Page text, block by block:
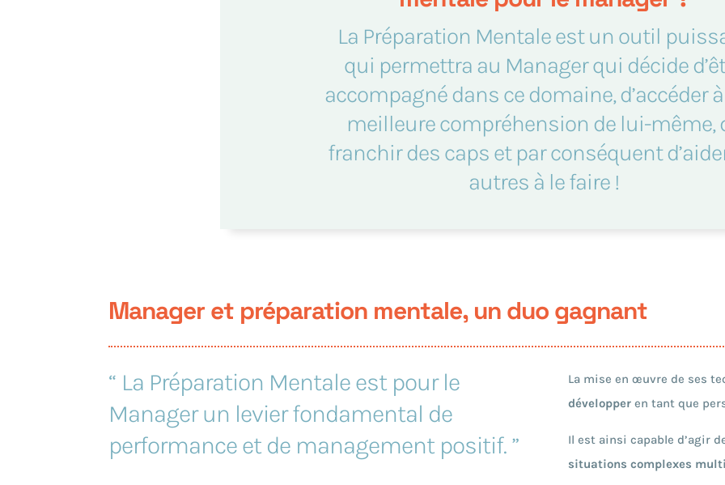
La Préparation Mentale est un outil
qui permettra au Manager qui décide
accompagné dans ce domaine, d’accéder
meilleure compréhension de lui-même,
franchir des caps et par conséquent
autres à le faire !
Manager et préparation mentale, un duo gagnant
“ La Préparation Mentale est pour le
Manager un levier fondamental de
performance et de management positif.”
La mise en œuvre de ses
développeren tant que
Il est ainsi capable d’agir
situations complexes